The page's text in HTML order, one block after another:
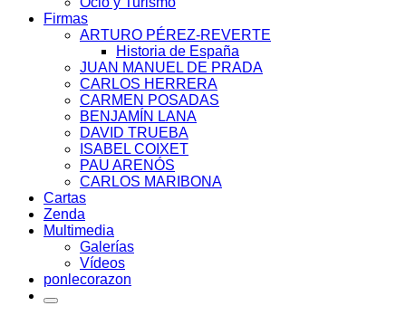
Firmas
ARTURO PÉREZ-REVERTE
Historia de España
JUAN MANUEL DE PRADA
CARLOS HERRERA
CARMEN POSADAS
BENJAMÍN LANA
DAVID TRUEBA
ISABEL COIXET
PAU ARENÓS
CARLOS MARIBONA
Cartas
Zenda
Multimedia
Galerías
Vídeos
ponlecorazon